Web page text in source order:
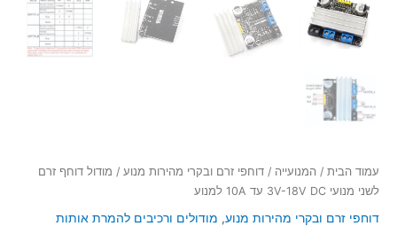
עמוד הבית / המנועייה / דוחפי זרם ובקרי מהירות מנוע / מודול דוחף זרם
לשני מנועי 3V-18V DC עד 10A למנוע
דוחפי זרם ובקרי מהירות מנוע, מודולים ורכיבים להמרת אותות